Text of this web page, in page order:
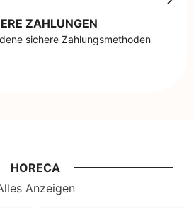
ZAHLUNGEN
sichere Zahlungsmethoden
HORECA
Anzeigen